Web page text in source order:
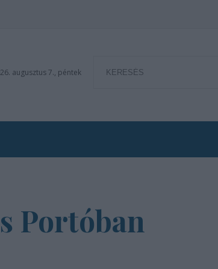
augusztus 7., péntek
Portóban